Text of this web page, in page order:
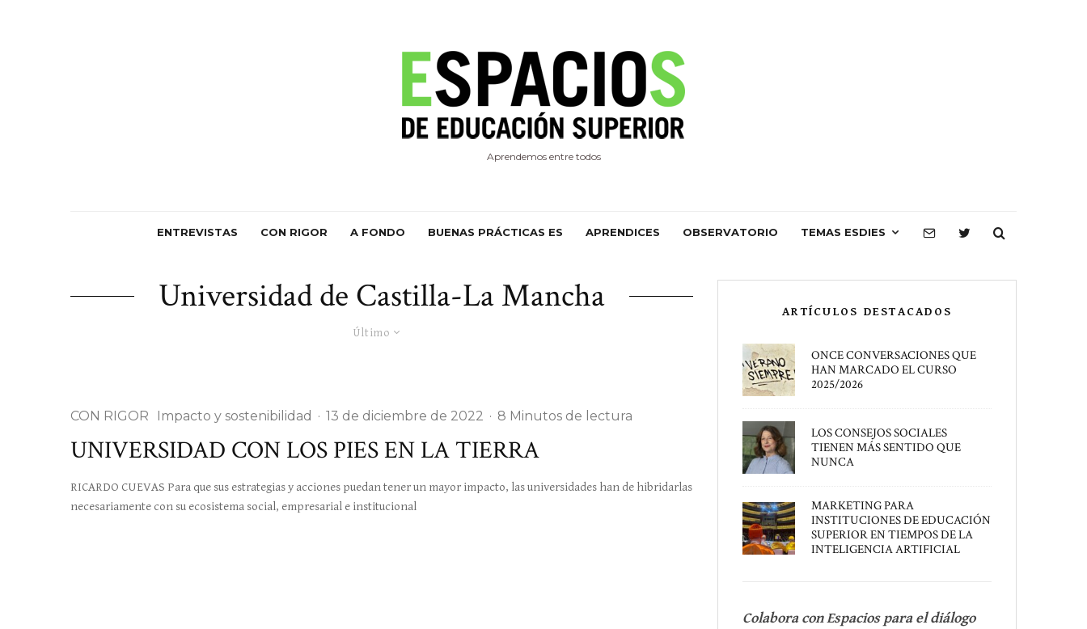
Aprendemos entre todos
ENTREVISTAS CON RIGOR A FONDO BUENAS PRÁCTICAS ES APRENDICES OBSERVATORIO TEMAS ESDIES
Universidad de Castilla-La Mancha
Último
CON RIGOR Impacto y sostenibilidad · 13 de diciembre de 2022 · 8 Minutos de lectura
UNIVERSIDAD CON LOS PIES EN LA TIERRA
RICARDO CUEVAS Para que sus estrategias y acciones puedan tener un mayor impacto, las universidades han de hibridarlas
necesariamente con su ecosistema social, empresarial e institucional
ARTÍCULOS DESTACADOS
ONCE CONVERSACIONES QUE
HAN MARCADO EL CURSO
2025/2026
LOS CONSEJOS SOCIALES
TIENEN MÁS SENTIDO QUE
NUNCA
MARKETING PARA
INSTITUCIONES DE EDUCACIÓN
SUPERIOR EN TIEMPOS DE LA
INTELIGENCIA ARTIFICIAL
Colabora con Espacios para el diálogo